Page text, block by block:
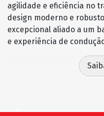
agilidade e eficiência no
design moderno e
excepcional aliado a um
e experiência de